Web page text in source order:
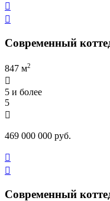


Современный
847 м2

5 и более
5

469 000 000 руб.


Современный